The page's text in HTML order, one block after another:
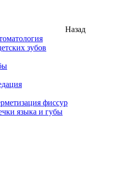
Назад
зубов
фиссур
языка и губы